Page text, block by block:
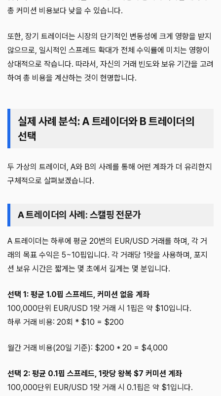
총 커미션 비용보다 낮을 수 있습니다.
또한, 장기 트레이더는 시장의 단기적인 변동성에 크게 영향을 받지
않으므로, 일시적인 스프레드 확대가 전체 수익률에 미치는 영향이
상대적으로 작습니다. 따라서, 자신의 거래 빈도와 보유 기간을 고려
하여 총 비용을 계산하는 것이 현명합니다.
실제 사례 분석: A 트레이더와 B 트레이더의
선택
두 가상의 트레이더, A와 B의 사례를 통해 어떤 계좌가 더 유리한지
구체적으로 살펴보겠습니다.
A 트레이더의 사례: 스캘핑 전문가
A 트레이더는 하루에 평균 20번의 EUR/USD 거래를 하며, 각 거
래의 목표 수익은 5~10핍입니다. 각 거래당 1랏을 사용하며, 포지
션 보유 시간은 짧게는 몇 초에서 길게는 몇 분입니다.
선택 1: 평균 1.0핍 스프레드, 커미션 없음 계좌
100,000단위 EUR/USD 1랏 거래 시 1핍은 약 $10입니다.
하루 거래 비용: 20회 * $10 = $200
월간 거래 비용(20일 기준): $200 * 20 = $4,000
선택 2: 평균 0.1핍 스프레드, 1랏당 왕복 $7 커미션 계좌
100,000단위 EUR/USD 1랏 거래 시 0.1핍은 약 $1입니다.